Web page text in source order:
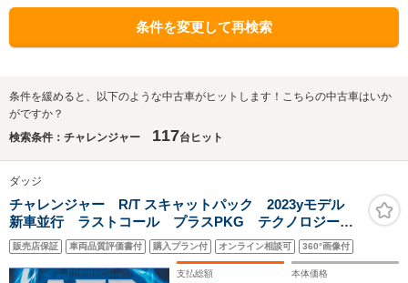
条件を変更して再検索
条件を緩めると、以下のような中古車がヒットします！こちらの中古車はいか
がですか？
検索条件：チャレンジャー
117台ヒット
ダッジ
チャレンジャー R/T スキャットパック 2023yモデル
新車並行 ラストコール プラスPKG テクノロジーグ
ループ ALPINEサウンド 8速AT 20インチAW シー
トヒーター&シートクーラー ブレンボキャリパー ロー
ダウン
販売店保証 車両品質評価書付 購入プラン付 オンライン相談可 360°画像付
支払総額 本体価格